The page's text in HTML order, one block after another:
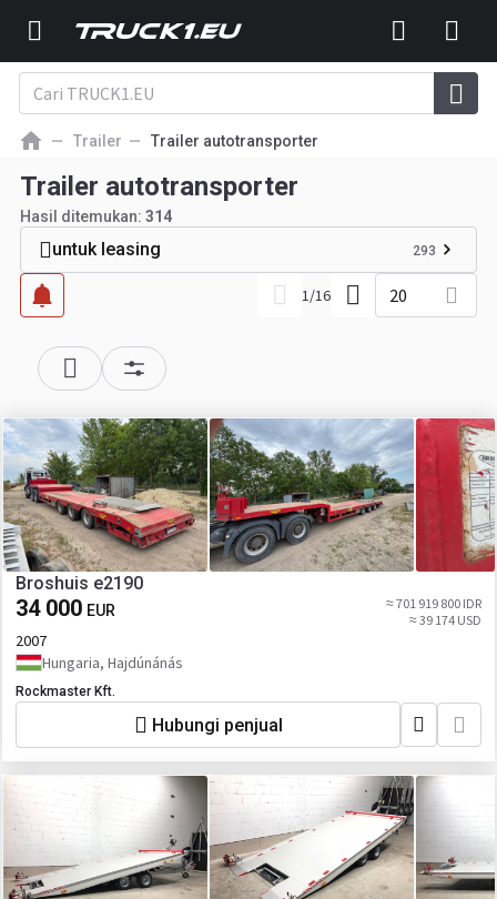
Trailer Trailer autotransporter
Trailer autotransporter
Hasil ditemukan: 314
untuk leasing 293
1/16 20
Broshuis e2190
34 000 EUR
≈ 701 919 800 IDR
≈ 39 174 USD
2007
Hungaria, Hajdúnánás
Rockmaster Kft.
Hubungi penjual